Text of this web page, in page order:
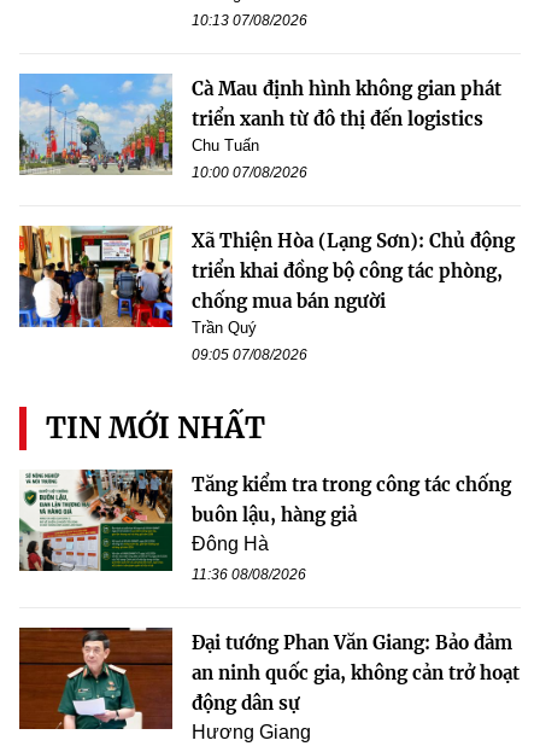
10:13 07/08/2026
Cà Mau định hình không gian phát
triển xanh từ đô thị đến logistics
Chu Tuấn
10:00 07/08/2026
Xã Thiện Hòa (Lạng Sơn): Chủ động
triển khai đồng bộ công tác phòng,
chống mua bán người
Trần Quý
09:05 07/08/2026
TIN MỚI NHẤT
Tăng kiểm tra trong công tác chống
buôn lậu, hàng giả
Đông Hà
11:36 08/08/2026
Đại tướng Phan Văn Giang: Bảo đảm
an ninh quốc gia, không cản trở hoạt
động dân sự
Hương Giang